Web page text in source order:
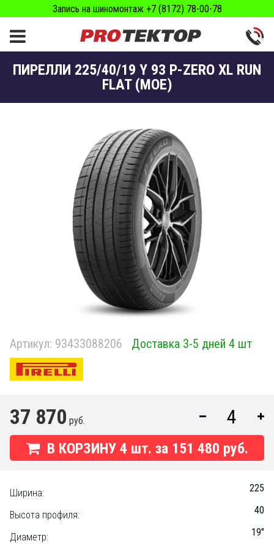
Запись на шиномонтаж +7 (8172) 78-00-78
ПИРЕЛЛИ 225/40/19 Y 93 P-ZERO XL RUN
FLAT (MOE)
Артикул: 93433088206 Доставка 3-5 дней 4 шт
37 870 руб.
В КОРЗИНУ 4 шт. за 151 480 руб.
Ширина: 225
Высота профиля: 40
Диаметр:
19"